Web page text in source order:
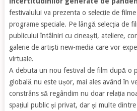
festivalului va prezenta o selecție de
programe speciale. Pe lângă selecția de
publicului întâlniri cu cineaști, ateliere,
galerie de artiști new-media care vor
virtuale.
A debuta un nou festival de film după o
globală nu este ușor, mai ales având în
constrâns să regândim nu doar relația
spațiul public și privat, dar și multe dintre